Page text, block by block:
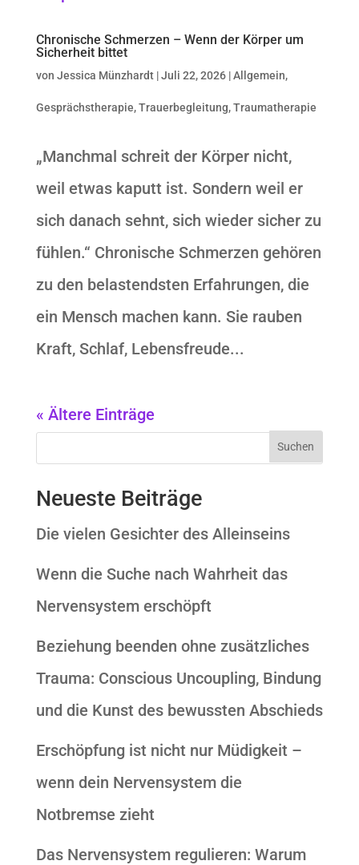
Chronische Schmerzen – Wenn der Körper um
Sicherheit bittet
von Jessica Münzhardt|Juli 22, 2026|Allgemein,
Gesprächstherapie,Trauerbegleitung,Traumatherapie
„Manchmal schreit der Körper nicht,
weil etwas kaputt ist. Sondern weil er
sich danach sehnt, sich wieder sicher zu
fühlen.“ Chronische Schmerzen gehören
zu den belastendsten Erfahrungen, die
ein Mensch machen kann. Sie rauben
Kraft, Schlaf, Lebensfreude...
« Ältere Einträge
Neueste Beiträge
Die vielen Gesichter des Alleinseins
Wenn die Suche nach Wahrheit das
Nervensystem erschöpft
Beziehung beenden ohne zusätzliches
Trauma: Conscious Uncoupling, Bindung
und die Kunst des bewussten Abschieds
Erschöpfung ist nicht nur Müdigkeit –
wenn dein Nervensystem die
Notbremse zieht
Das Nervensystem regulieren: Warum